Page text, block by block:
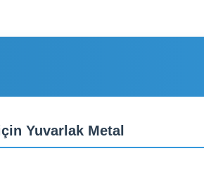
Yuvarlak Metal